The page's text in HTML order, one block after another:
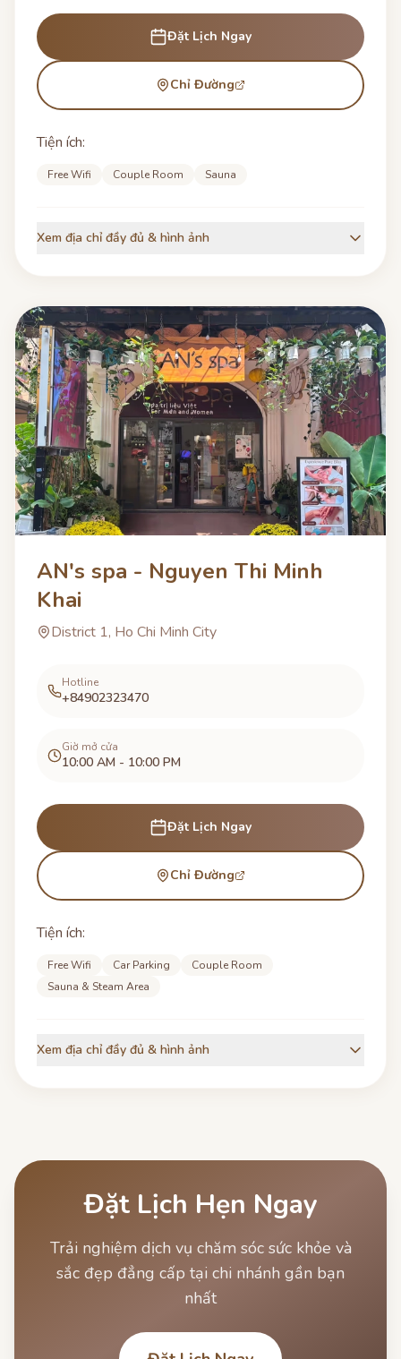
Đặt Lịch Ngay
Chỉ Đường
Tiện ích:
Free Wifi Couple Room Sauna
Xem địa chỉ đầy đủ & hình ảnh
AN's spa - Nguyen Thi Minh
Khai
District 1, Ho Chi Minh City
Hotline
+84902323470
Giờ mở cửa
10:00 AM - 10:00 PM
Đặt Lịch Ngay
Chỉ Đường
Tiện ích:
Free Wifi Car Parking
Couple Room
Sauna & Steam Area
Xem địa chỉ đầy đủ & hình ảnh
Đặt Lịch Hẹn Ngay
Trải nghiệm dịch vụ chăm sóc sức khỏe và
sắc đẹp đẳng cấp tại chi nhánh gần bạn
nhất